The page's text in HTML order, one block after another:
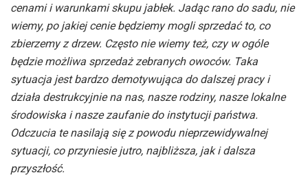
cenami i warunkami skupu jabłek. Jadąc rano do sadu, nie
wiemy, po jakiej cenie będziemy mogli sprzedać to, co
zbierzemy z drzew. Często nie wiemy też, czy w ogóle
będzie możliwa sprzedaż zebranych owoców. Taka
sytuacja jest bardzo demotywująca do dalszej pracy i
działa destrukcyjnie na nas, nasze rodziny, nasze lokalne
środowiska i nasze zaufanie do instytucji państwa.
Odczucia te nasilają się z powodu nieprzewidywalnej
sytuacji, co przyniesie jutro, najbliższa, jak i dalsza
przyszłość.